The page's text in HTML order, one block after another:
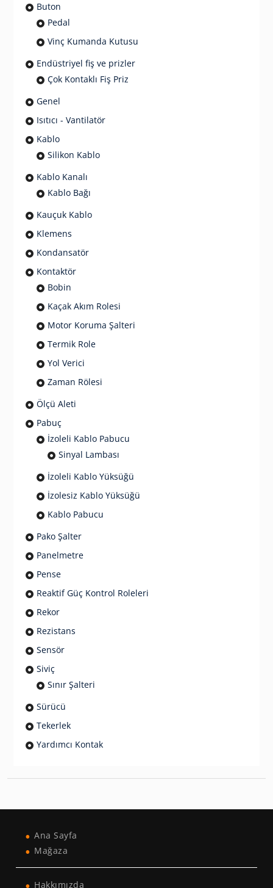
Buton
Pedal
Vinç Kumanda Kutusu
Endüstriyel fiş ve prizler
Çok Kontaklı Fiş Priz
Genel
Isıtıcı - Vantilatör
Kablo
Silikon Kablo
Kablo Kanalı
Kablo Bağı
Kauçuk Kablo
Klemens
Kondansatör
Kontaktör
Bobin
Kaçak Akım Rolesi
Motor Koruma Şalteri
Termik Role
Yol Verici
Zaman Rölesi
Ölçü Aleti
Pabuç
İzoleli Kablo Pabucu
Sinyal Lambası
İzoleli Kablo Yüksüğü
İzolesiz Kablo Yüksüğü
Kablo Pabucu
Pako Şalter
Panelmetre
Pense
Reaktif Güç Kontrol Roleleri
Rekor
Rezistans
Sensör
Siviç
Sınır Şalteri
Sürücü
Tekerlek
Yardımcı Kontak
Ana Sayfa
Mağaza
Hakkımızda